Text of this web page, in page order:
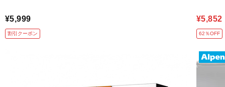
¥5,999
割引クーポン
¥5,852
62％OFF